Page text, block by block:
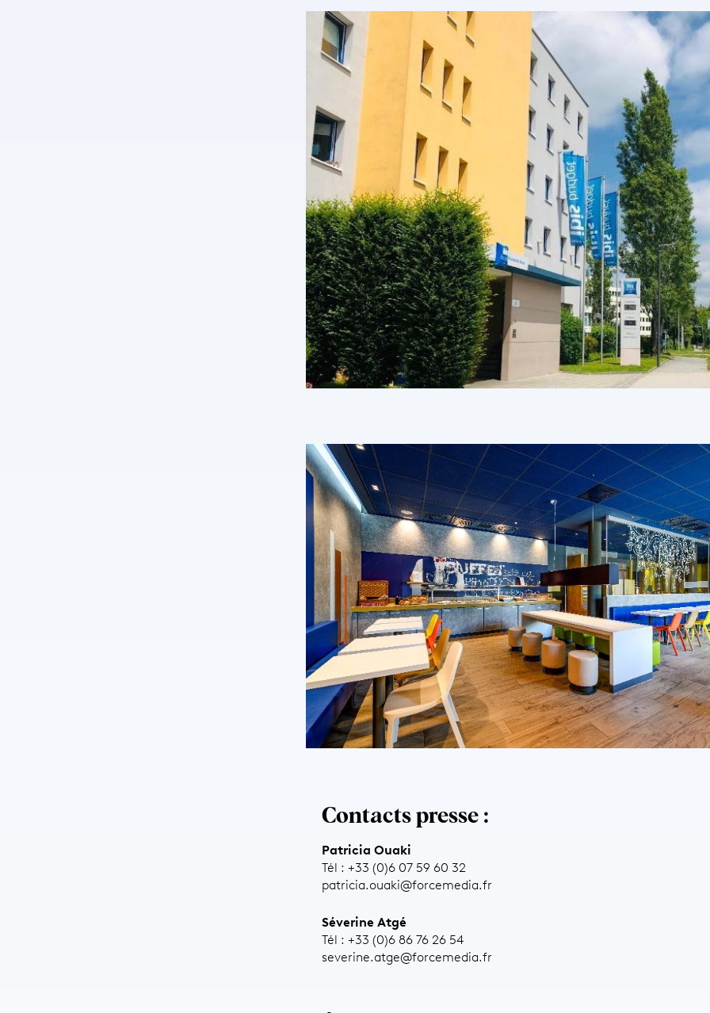
Contacts presse :
Patricia Ouaki
Tél : +33 (0)6 07 59 60 32
patricia.ouaki@forcemedia.fr
Séverine Atgé
Tél : +33 (0)6 86 76 26 54
severine.atge@forcemedia.fr